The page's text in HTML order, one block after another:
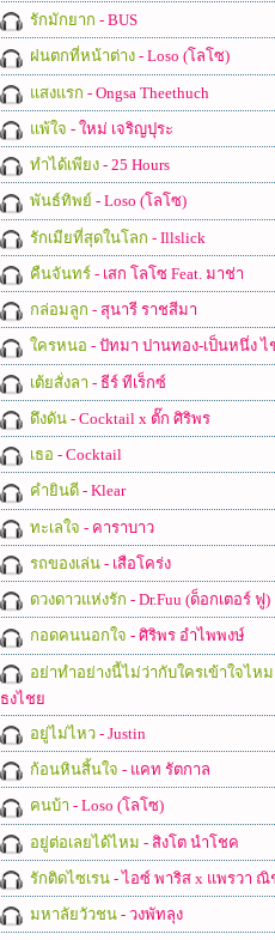
รักมักยาก - BUS
ฝนตกที่หน้าต่าง- Loso (โลโซ)
แสงแรก - Ongsa Theethuch
แพ้ใจ - ใหม่ เจริญปุระ
ทำได้เพียง- 25 Hours
พันธ์ทิพย์ - Loso (โลโซ)
รักเมียที่สุดในโลก - Illslick
คืนจันทร์- เสก โลโซ Feat. มาช่า
กล่อมลูก - สุนารี ราชสีมา
ใครหนอ - ปัทมา ปานทอง-เป็นหนึ่ง
เต้ยสั่งลา - ธีร์ ทีเร็กซ์
ดึงดัน- Cocktail x ตั๊ก ศิริพร
เธอ - Cocktail
คำยินดี- Klear
ทะเลใจ - คาราบาว
รถของเล่น- เสือโคร่ง
ดวงดาวแห่งรัก - Dr.Fuu (ด็อกเตอร์ ฟู)
กอดคนนอกใจ - ศิริพร อำไพพงษ์
อย่าทำอย่างนี้ไม่ว่ากับใครเข้าใจไหม
ธงไชย
อยู่ไม่ไหว- Justin
ก้อนหินสิ้นใจ - แคท รัตกาล
คนบ้า - Loso (โลโซ)
อยู่ต่อเลยได้ไหม - สิงโต นำโชค
รักติดไซเรน- ไอซ์ พาริส x แพรวา ณิ
มหาลัยวัวชน- วงพัทลุง